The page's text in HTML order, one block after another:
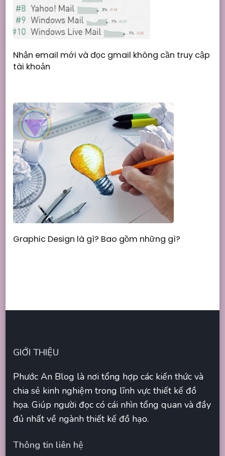
Nhận email mới và đọc gmail không cần truy cập
tài khoản
Graphic Design là gì? Bao gồm những gì?
GIỚI THIỆU
Phước An Blog là nơi tổng hợp các kiến thức và
chia sẻ kinh nghiệm trong lĩnh vực thiết kế đồ
họa. Giúp người đọc có cái nhìn tổng quan và đầy
đủ nhất về ngành thiết kế đồ hạo.
Thông tin liên hệ